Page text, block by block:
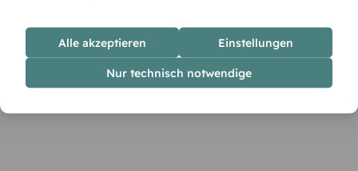
Alle akzeptieren Einstellungen
Nur technisch notwendige